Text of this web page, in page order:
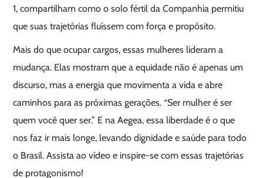
1, compartilham como o solo fértil da Companhia permitiu
que suas trajetórias fluíssem com força e propósito.
Mais do que ocupar cargos, essas mulheres lideram a
mudança. Elas mostram que a equidade não é apenas um
discurso, mas a energia que movimenta a vida e abre
caminhos para as próximas gerações. “Ser mulher é ser
quem você quer ser.” E na Aegea, essa liberdade é o que
nos faz ir mais longe, levando dignidade e saúde para todo
o Brasil. Assista ao vídeo e inspire-se com essas trajetórias
de protagonismo!